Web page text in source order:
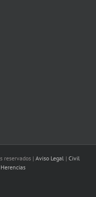
reservados | Aviso Legal | Civil
Herencias